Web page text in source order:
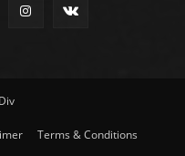
Terms & Conditions